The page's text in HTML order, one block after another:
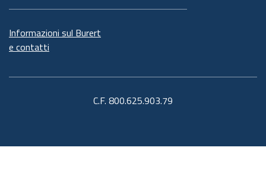
Informazioni sul Burert
e contatti
C.F. 800.625.903.79